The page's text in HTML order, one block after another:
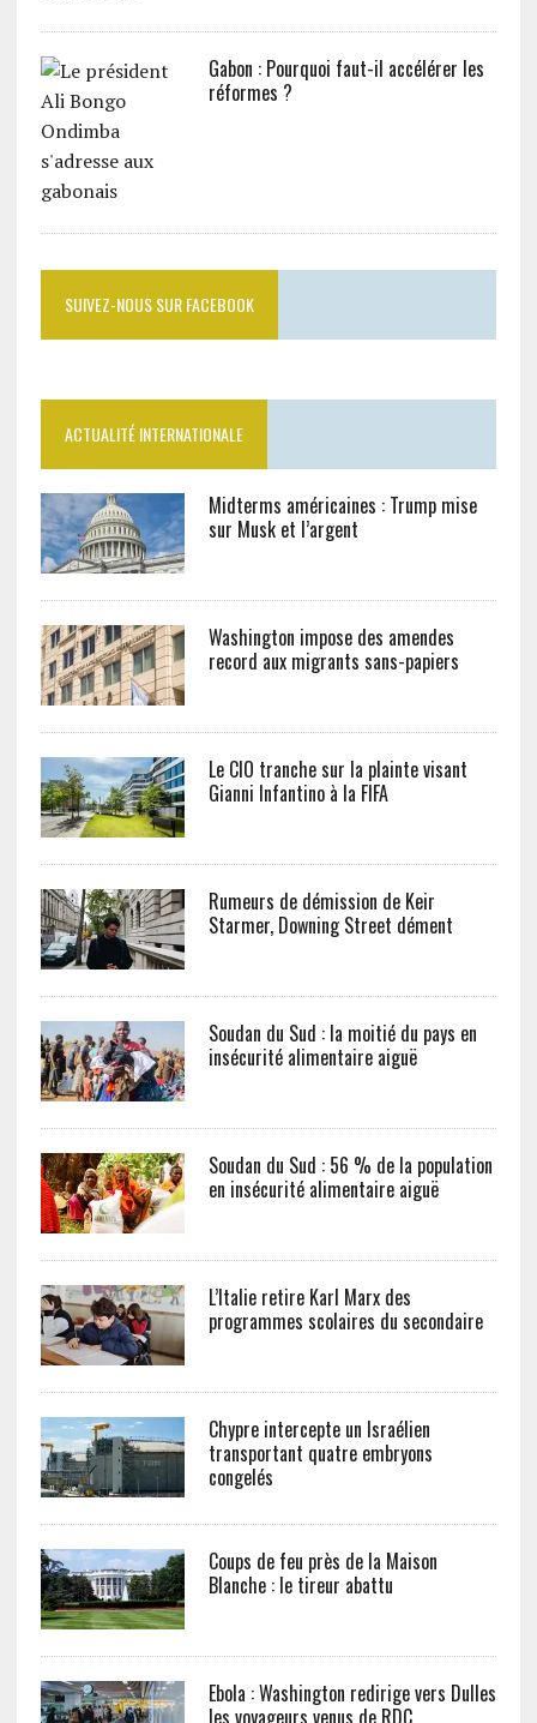
Gabon : Pourquoi faut-il accélérer les
réformes ?
SUIVEZ-NOUS SUR FACEBOOK
ACTUALITÉ INTERNATIONALE
Midterms américaines : Trump mise
sur Musk et l’argent
Washington impose des amendes
record aux migrants sans-papiers
Le CIO tranche sur la plainte visant
Gianni Infantino à la FIFA
Rumeurs de démission de Keir
Starmer, Downing Street dément
Soudan du Sud : la moitié du pays en
insécurité alimentaire aiguë
Soudan du Sud : 56 % de la population
en insécurité alimentaire aiguë
L’Italie retire Karl Marx des
programmes scolaires du secondaire
Chypre intercepte un Israélien
transportant quatre embryons
congelés
Coups de feu près de la Maison
Blanche : le tireur abattu
Ebola : Washington redirige vers Dulles
les voyageurs venus de RDC